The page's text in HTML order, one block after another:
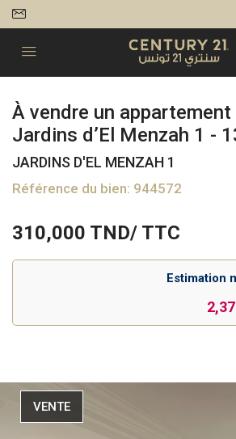
À vendre un appartement
Jardins d’El Menzah 1 -
JARDINS D'EL MENZAH 1
Référence du bien: 944572
310,000 TND/ TTC
Estimation
VENTE